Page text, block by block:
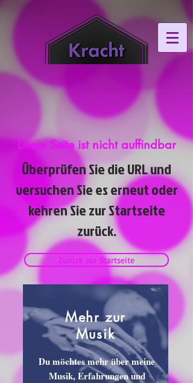
Diese Seite ist nicht auffindbar
Überprüfen Sie die URL und
versuchen Sie es erneut oder
kehren Sie zur Startseite
zurück.
Zurück zur Startseite
Du möchtes mehr über meine
Musik, Erfahrungen und
Mehr zur
Musik